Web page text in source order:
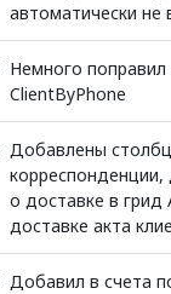
автоматически не
Немного
ClientByPhone
Добавлены
о доставке в
доставке акта
Добавил в счета